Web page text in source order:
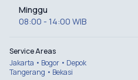
Minggu
08:00 - 14:00 WIB
Service Areas
Jakarta • Bogor • Depok
Tangerang • Bekasi